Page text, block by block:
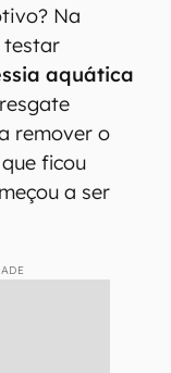
Na
testar
aquática
remover o
ficou
a ser